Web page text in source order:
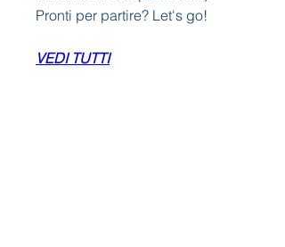
Pronti per partire? Let's go!
VEDI TUTTI